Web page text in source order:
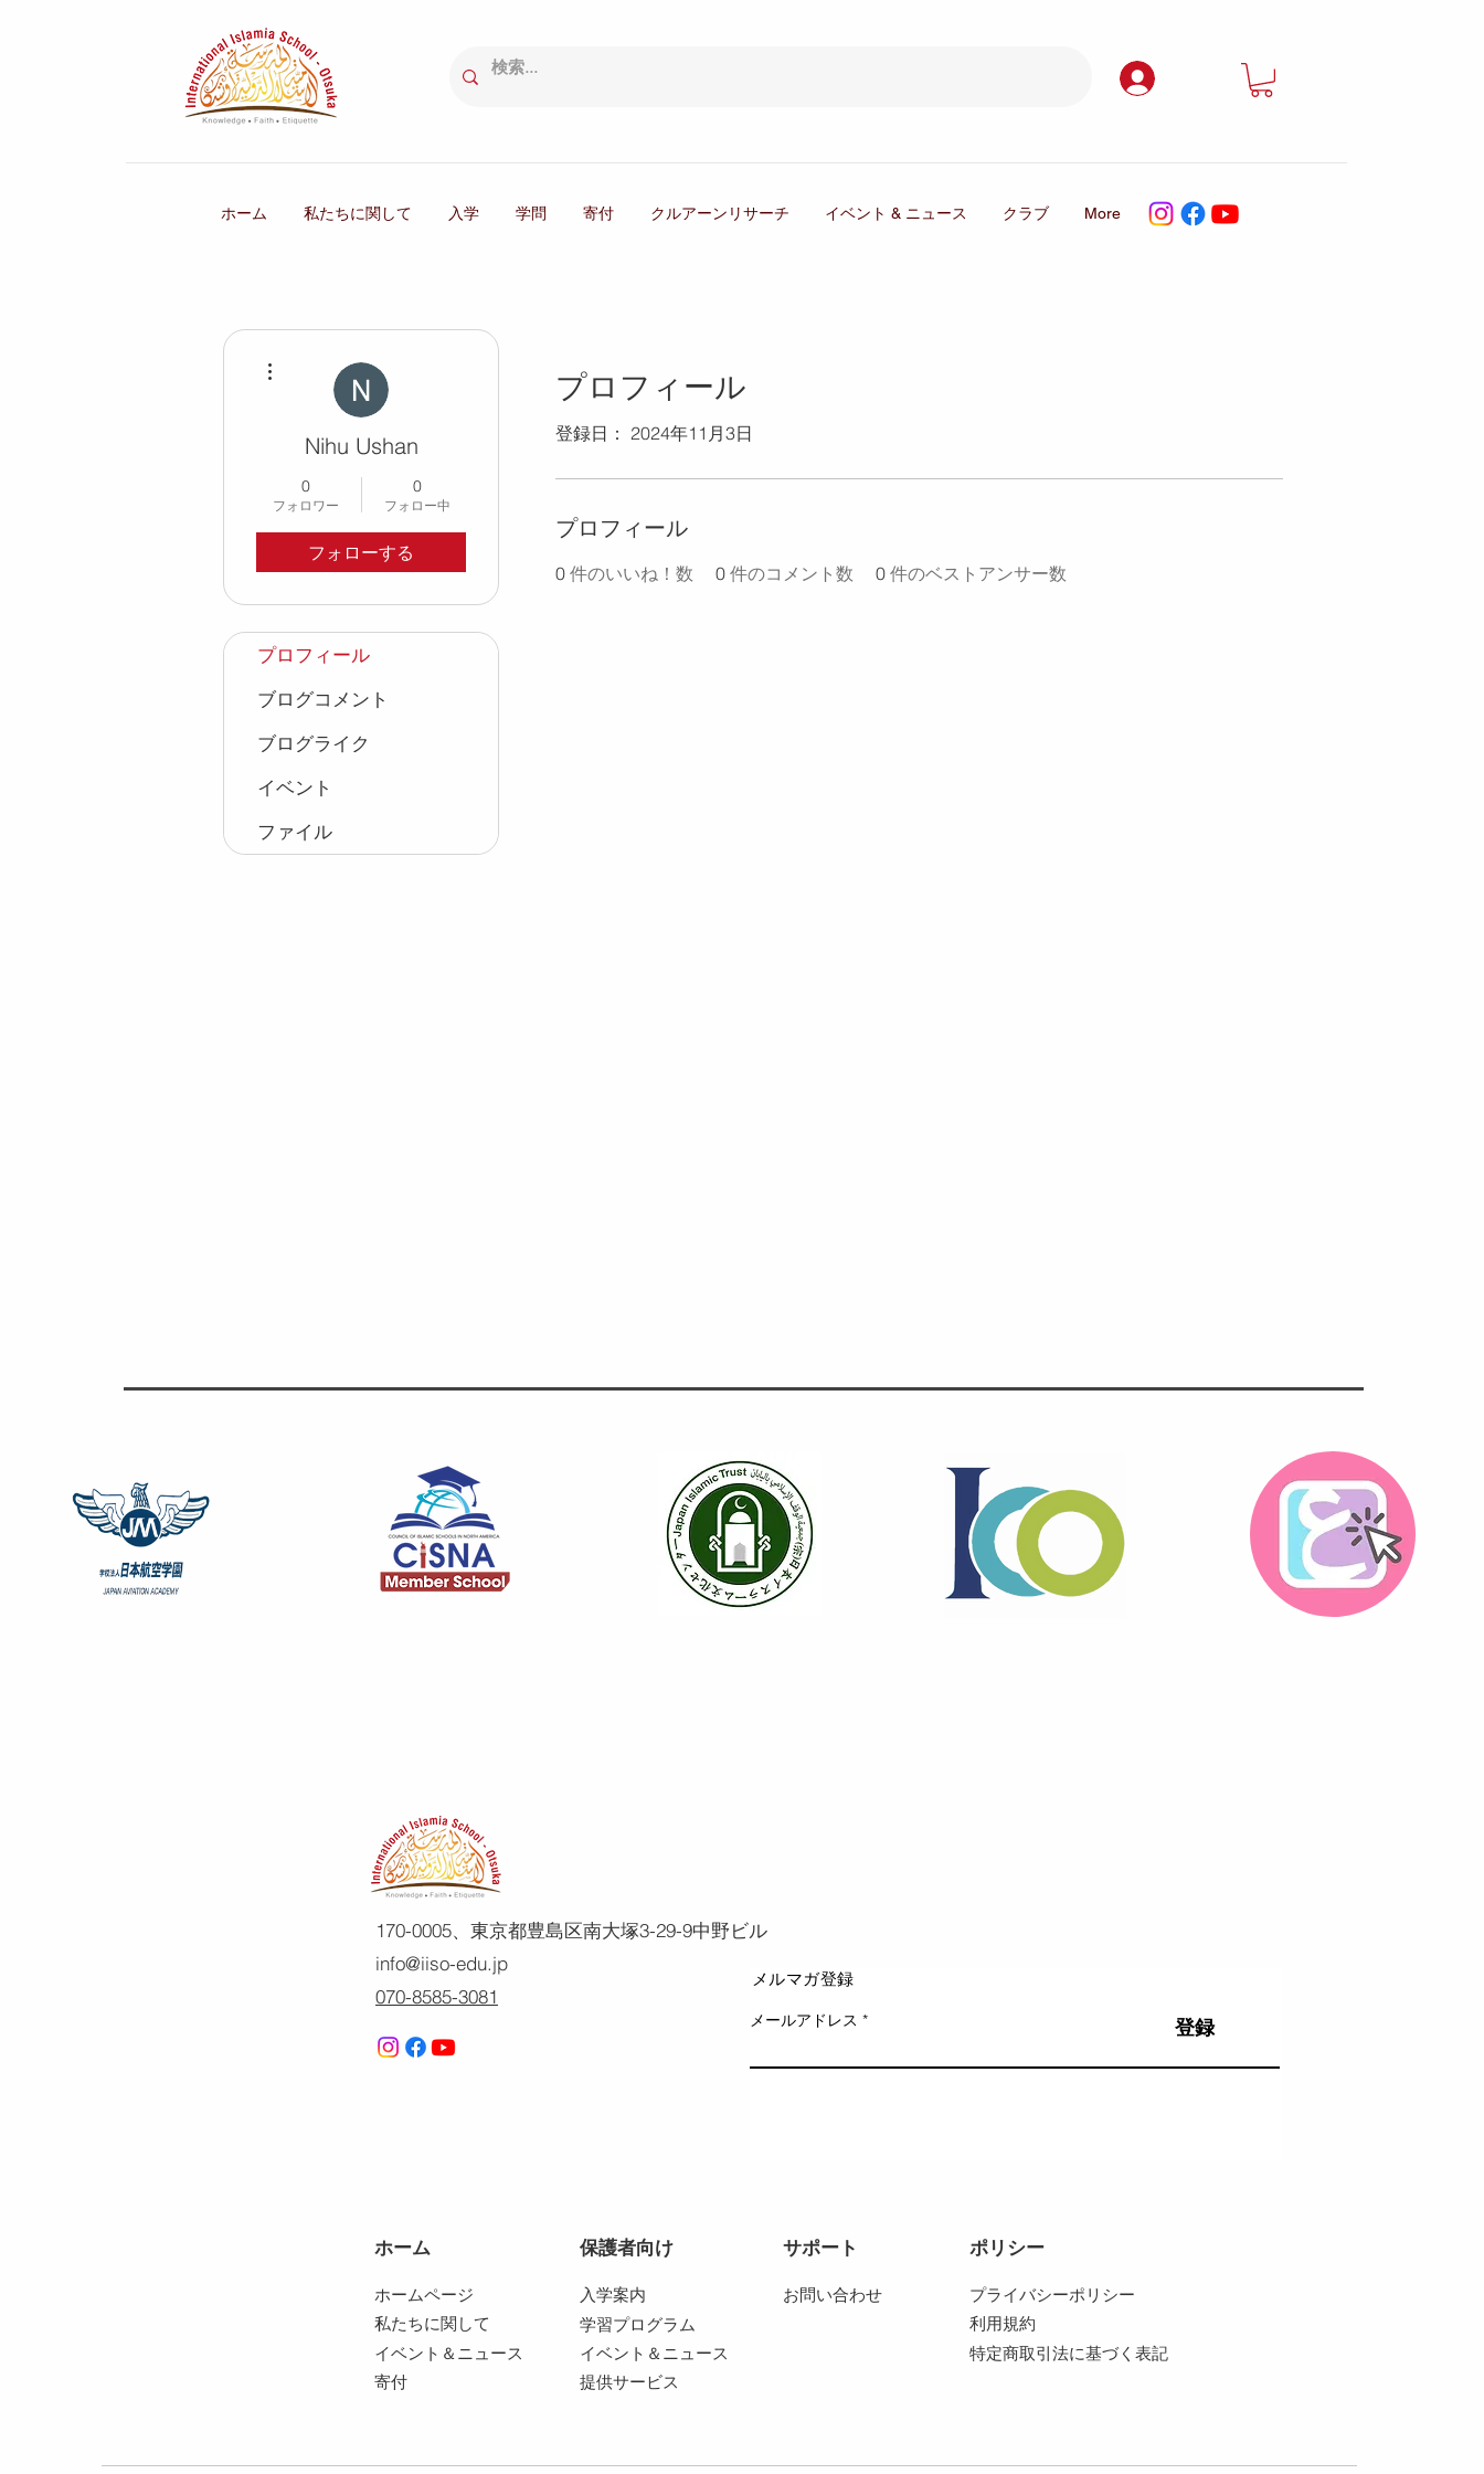
ログイン
ホーム 私たちに関して 入学 学問 寄付 クルアーンリサーチ イベント & ニュース クラブ More
プロフィール
登録日： 2024年11月3日
プロフィール
0 件のいいね！数 0 件のコメント数 0 件のベストアンサー数
Nihu Ushan
0
フォロワー
0
フォロー中
フォローする
プロフィール
ブログコメント
ブログライク
イベント
ファイル
170-0005、東京都豊島区南大塚3-29-9中野ビル
info@iiso-edu.jp
070-8585-3081
メルマガ登録
メールアドレス 登録
ホーム
ホームページ
私たちに関して
イベント＆ニュース
寄付
保護者向け
入学案内
学習プログラム
イベント＆ニュース
提供サービス
サポート
お問い合わせ
ポリシー
プライバシーポリシー
利用規約
特定商取引法に基づく表記